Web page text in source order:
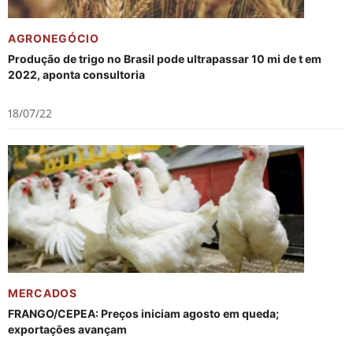
AGRONEGÓCIO
Produção de trigo no Brasil pode ultrapassar 10 mi de t em
2022, aponta consultoria
18/07/22
MERCADOS
FRANGO/CEPEA: Preços iniciam agosto em queda;
exportações avançam